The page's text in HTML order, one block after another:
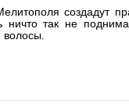
создадут
так не
волосы.